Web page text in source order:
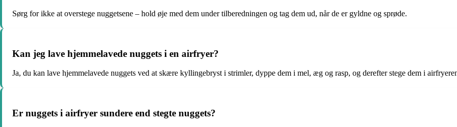
Sørg for ikke at overstege nuggetsene – hold øje med dem under tilberedningen og tag dem ud, når de er gyldne og sprøde.
Kan jeg lave hjemmelavede nuggets i en airfryer?
Ja, du kan lave hjemmelavede nuggets ved at skære kyllingebryst i strimler, dyppe dem i mel, æg og rasp, og derefter stege dem i
Er nuggets i airfryer sundere end stegte nuggets?